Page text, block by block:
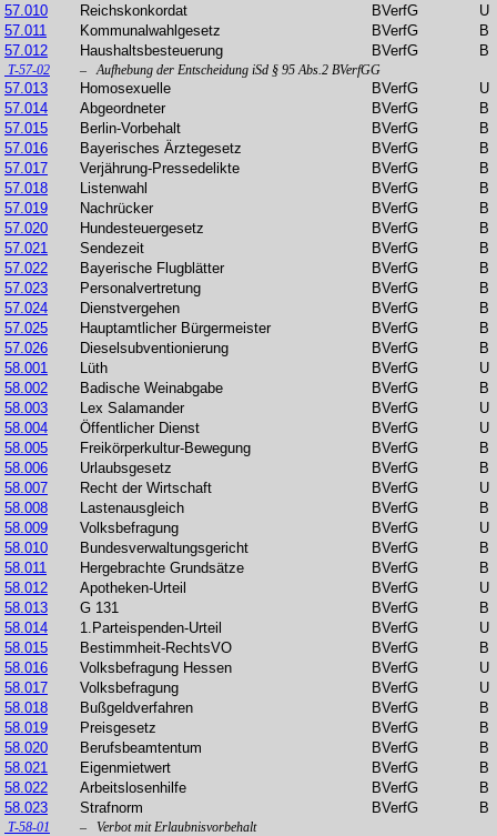
57.010
Reichskonkordat BVerfG
U
57.011
Kommunalwahlgesetz BVerfG
B
57.012
Haushaltsbesteuerung BVerfG B
T-57-02 – Aufhebung der Entscheidung iSd § 95 Abs.2 BVerfGG
57.013 Homosexuelle BVerfG
U
57.014
Abgeordneter BVerfG
B
57.015
Berlin-Vorbehalt BVerfG
B
57.016
Bayerisches Ärztegesetz BVerfG
B
57.017
Verjährung-Pressedelikte BVerfG
B
57.018
Listenwahl BVerfG
B
57.019
Nachrücker BVerfG
B
57.020
Hundesteuergesetz BVerfG
B
57.021
Sendezeit BVerfG
B
57.022
Bayerische Flugblätter BVerfG
B
57.023
Personalvertretung BVerfG
B
57.024
Dienstvergehen BVerfG
B
57.025
Hauptamtlicher Bürgermeister BVerfG
B
57.026
Dieselsubventionierung BVerfG
B
58.001
Lüth BVerfG
U
58.002
Badische Weinabgabe BVerfG
B
58.003
Lex Salamander BVerfG
U
58.004
Öffentlicher Dienst BVerfG
U
58.005
Freikörperkultur-Bewegung BVerfG
B
58.006
Urlaubsgesetz BVerfG
B
58.007
Recht der Wirtschaft BVerfG
U
58.008
Lastenausgleich BVerfG
B
58.009
Volksbefragung BVerfG
U
58.010
Bundesverwaltungsgericht BVerfG
B
58.011
Hergebrachte Grundsätze BVerfG
B
58.012
Apotheken-Urteil BVerfG
U
58.013
G 131 BVerfG
B
58.014
1.Parteispenden-Urteil BVerfG
U
58.015
Bestimmheit-RechtsVO BVerfG
B
58.016
Volksbefragung Hessen BVerfG
U
58.017
Volksbefragung BVerfG
U
58.018
Bußgeldverfahren BVerfG
B
58.019
Preisgesetz BVerfG
B
58.020
Berufsbeamtentum BVerfG
B
58.021
Eigenmietwert BVerfG
B
58.022
Arbeitslosenhilfe BVerfG
B
58.023
Strafnorm BVerfG B
T-58-01 – Verbot mit Erlaubnisvorbehalt